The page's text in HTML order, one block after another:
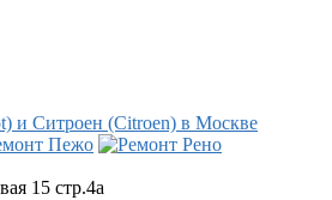
15 стр.4a